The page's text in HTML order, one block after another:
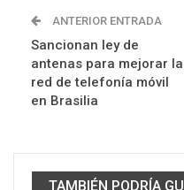
ANTERIOR ENTRADA
Sancionan ley de
antenas para mejorar la
red de telefonía móvil
en Brasilia
TAMBIÉN PODRÍA